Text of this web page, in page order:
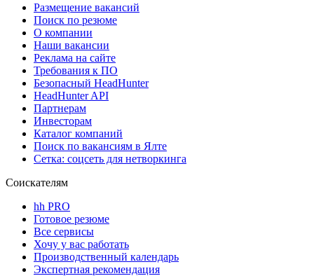
Размещение вакансий
Поиск по резюме
О компании
Наши вакансии
Реклама на сайте
Требования к ПО
Безопасный HeadHunter
HeadHunter API
Партнерам
Инвесторам
Каталог компаний
Поиск по вакансиям в Ялте
Сетка: соцсеть для нетворкинга
Соискателям
hh PRO
Готовое резюме
Все сервисы
Хочу у вас работать
Производственный календарь
Экспертная рекомендация